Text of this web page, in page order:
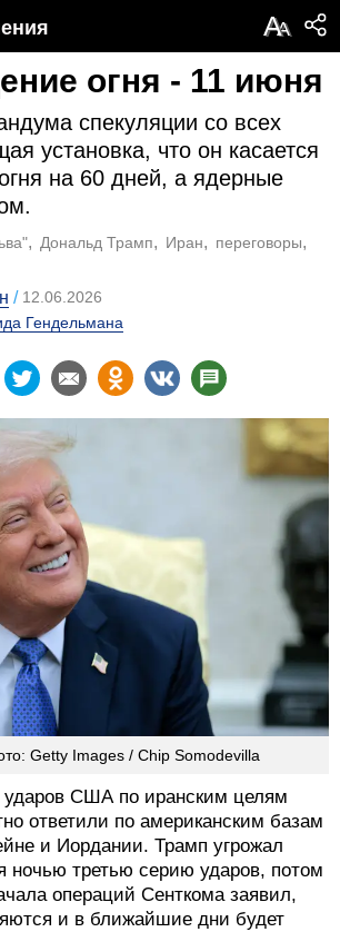
АА
огня - 11 июня
спекуляции со всех
установка, что он касается
на 60 дней, а ядерные
Дональд Трамп Иран
переговоры
12.06.2026
Гендельмана
Getty Images / Chip Somodevilla
США по иранским целям
ответили по американским базам
и Иордании. Трамп угрожал
ночью третью серию ударов, потом
операций Сенткома заявил,
и в ближайшие дни будет